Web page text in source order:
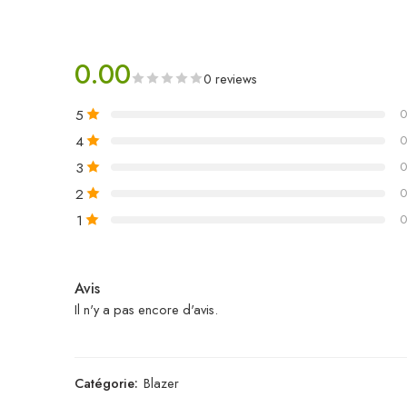
0.00 0 reviews
5 0
4 0
3 0
2 0
1 0
Avis
Il n'y a pas encore d'avis.
Catégorie: Blazer